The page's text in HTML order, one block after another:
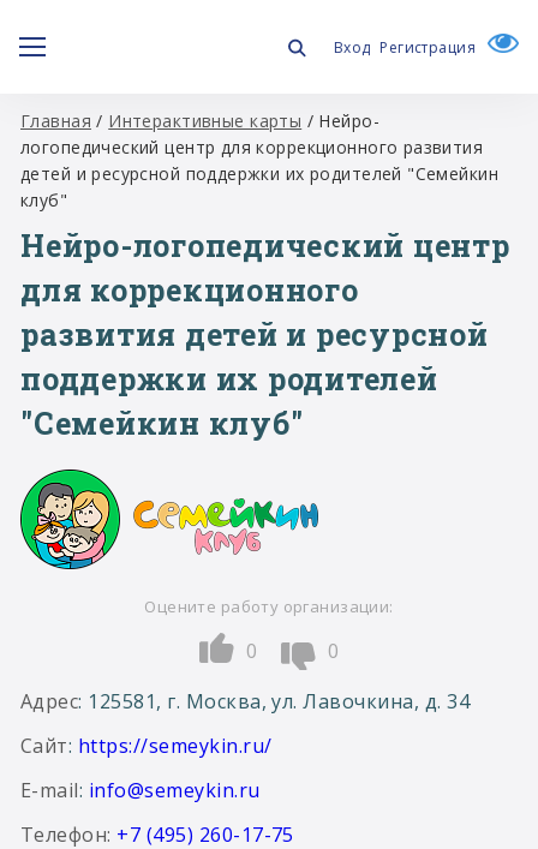
Вход Регистрация
Главная / Интерактивные карты / Нейро-
логопедический центр для коррекционного развития
детей и ресурсной поддержки их родителей "Семейкин
клуб"
Нейро-логопедический центр
для коррекционного
развития детей и ресурсной
поддержки их родителей
"Семейкин клуб"
Оцените работу организации:
0
0
Адрес: 125581, г. Москва, ул. Лавочкина, д. 34
Сайт: https://semeykin.ru/
E-mail: info@semeykin.ru
Телефон: +7 (495) 260-17-75